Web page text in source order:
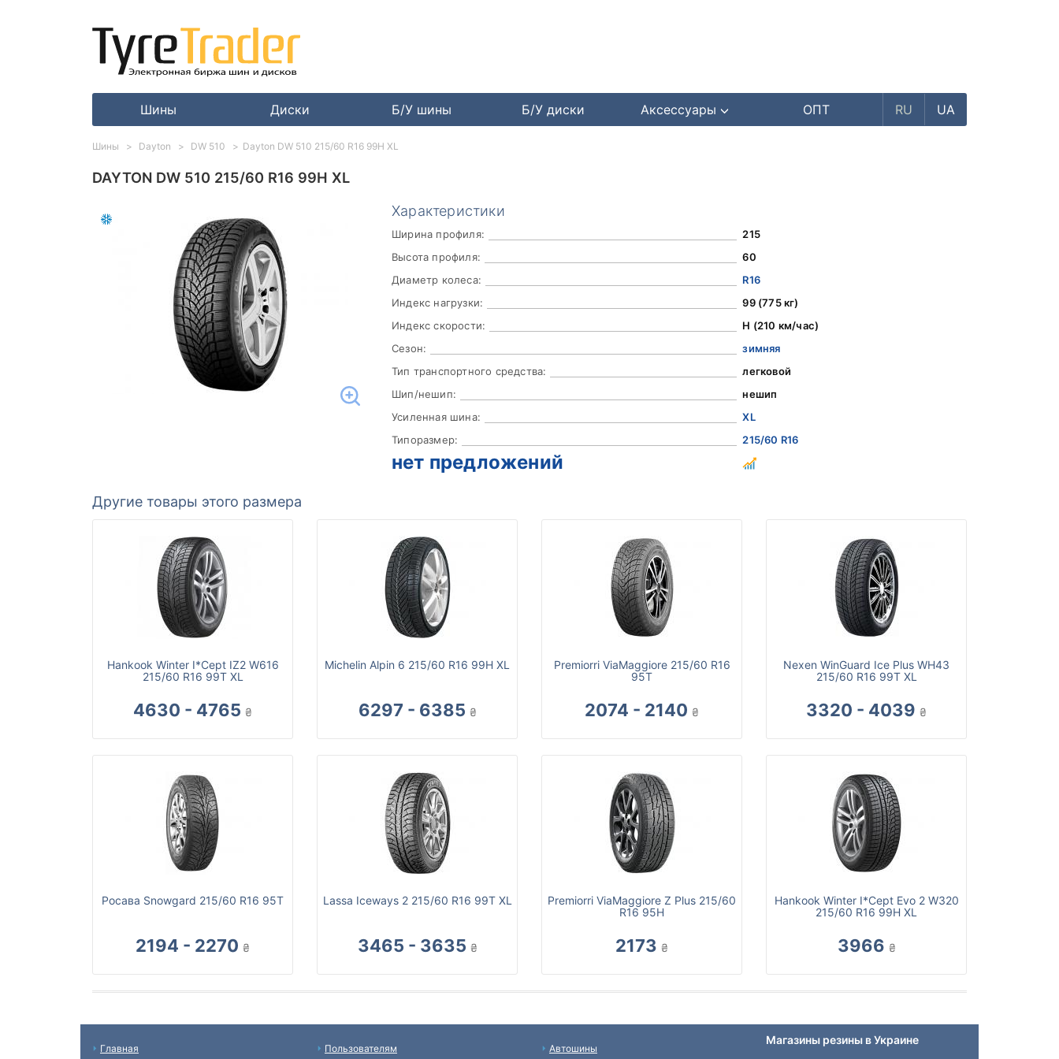
Шины Диски Б/У шины Б/У диски Аксессуары ОПТ RU UA
DAYTON DW 510 215/60 R16 99H XL
Характеристики
Ширина профиля:
215
Высота профиля:
60
Диаметр колеса:
R16
Индекс нагрузки:
99 (775 кг)
Индекс скорости:
H (210 км/час)
Сезон:
зимняя
Тип транспортного средства:
легковой
Шип/нешип:
нешип
Усиленная шина:
XL
Типоразмер:
215/60 R16
нет предложений
Другие товары этого размера
Hankook Winter I*Cept IZ2 W616
215/60 R16 99T XL
4630 - 4765 ₴
Michelin Alpin 6 215/60 R16 99H XL
6297 - 6385 ₴
Premiorri ViaMaggiore 215/60 R16
95T
2074 - 2140 ₴
Nexen WinGuard Ice Plus WH43
215/60 R16 99T XL
3320 - 4039 ₴
Росава Snowgard 215/60 R16 95T
2194 - 2270 ₴
Lassa Iceways 2 215/60 R16 99T XL
3465 - 3635 ₴
Premiorri ViaMaggiore Z Plus 215/60
R16 95H
2173 ₴
Hankook Winter I*Cept Evo 2 W320
215/60 R16 99H XL
3966 ₴
Шины Dayton DW 510 Dayton DW 510 215/60 R16 99H XL
Главная Пользователям Автошины
Магазины резины в Украине